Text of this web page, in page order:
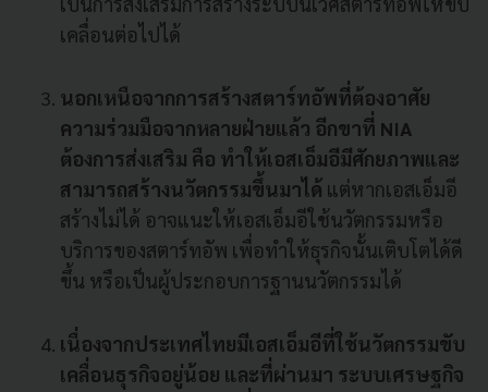
เคลื่อนต่อไปได้
นอกเหนือจากการสร้างสตาร์ทอัพที่ต้องอาศัย
ความร่วมมือจากหลายฝ่ายแล้ว อีกขาที่ NIA
ต้องการส่งเสริม คือ ทำให้เอสเอ็มอีมีศักยภาพและ
สามารถสร้างนวัตกรรมขึ้นมาได้ แต่หากเอสเอ็มอี
สร้างไม่ได้ อาจแนะให้เอสเอ็มอีใช้นวัตกรรมหรือ
บริการของสตาร์ทอัพ เพื่อทำให้ธุรกิจนั้นเติบโตได้ดี
ขึ้น หรือเป็นผู้ประกอบการฐานนวัตกรรมได้
เนื่องจากประเทศไทยมีเอสเอ็มอีที่ใช้นวัตกรรมขับ
เคลื่อนธุรกิจอยู่น้อย และที่ผ่านมา ระบบเศรษฐกิจ